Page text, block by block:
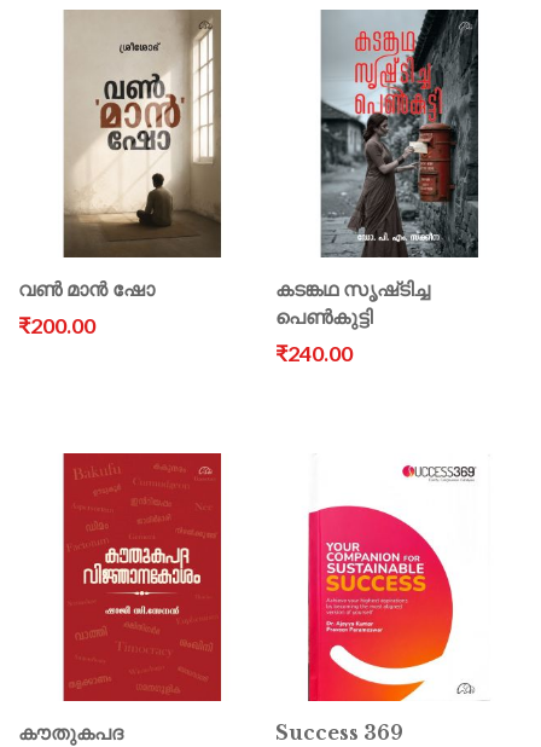
വൺ മാൻ ഷോ
₹200.00
കടങ്കഥ സൃഷ്‌ടിച്ച
പെൺകുട്ടി
₹240.00
കൗതുകപദ
Success 369